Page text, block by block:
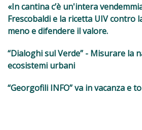
«In cantina c’è un'intera
Frescobaldi e la ricetta UIV contro
meno e difendere il valore.
“Dialoghi sul Verde” - Misurare la
ecosistemi urbani
“Georgofili INFO” va in vacanza e